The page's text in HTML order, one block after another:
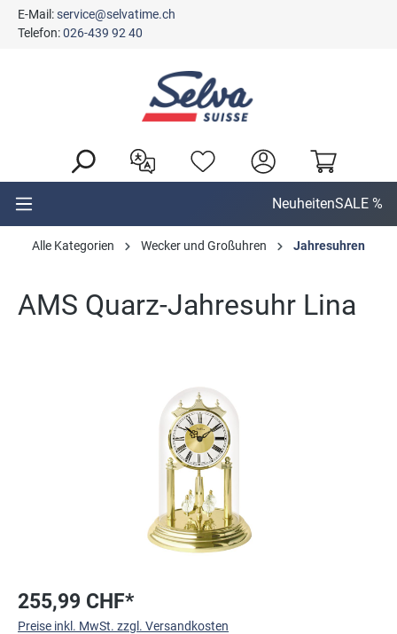
springen
E-Mail:service@selvatime.ch
Telefon:026-439 92 40
NeuheitenSALE %
Alle Kategorien Wecker und Großuhren Jahresuhren
AMS Quarz-Jahresuhr Lina
255,99 CHF*
Preise inkl. MwSt. zzgl. Versandkosten